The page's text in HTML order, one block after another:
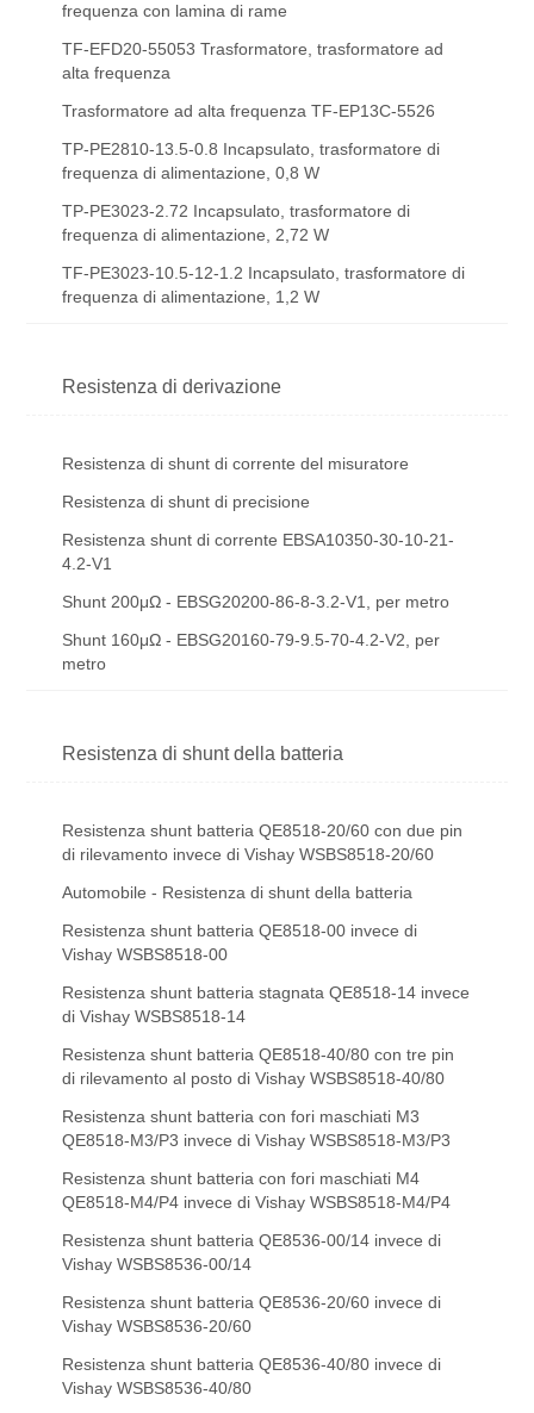
frequenza con lamina di rame
TF-EFD20-55053 Trasformatore, trasformatore ad
alta frequenza
Trasformatore ad alta frequenza TF-EP13C-5526
TP-PE2810-13.5-0.8 Incapsulato, trasformatore di
frequenza di alimentazione, 0,8 W
TP-PE3023-2.72 Incapsulato, trasformatore di
frequenza di alimentazione, 2,72 W
TF-PE3023-10.5-12-1.2 Incapsulato, trasformatore di
frequenza di alimentazione, 1,2 W
Resistenza di derivazione
Resistenza di shunt di corrente del misuratore
Resistenza di shunt di precisione
Resistenza shunt di corrente EBSA10350-30-10-21-
4.2-V1
Shunt 200μΩ - EBSG20200-86-8-3.2-V1, per metro
Shunt 160μΩ - EBSG20160-79-9.5-70-4.2-V2, per
metro
Resistenza di shunt della batteria
Resistenza shunt batteria QE8518-20/60 con due pin
di rilevamento invece di Vishay WSBS8518-20/60
Automobile - Resistenza di shunt della batteria
Resistenza shunt batteria QE8518-00 invece di
Vishay WSBS8518-00
Resistenza shunt batteria stagnata QE8518-14 invece
di Vishay WSBS8518-14
Resistenza shunt batteria QE8518-40/80 con tre pin
di rilevamento al posto di Vishay WSBS8518-40/80
Resistenza shunt batteria con fori maschiati M3
QE8518-M3/P3 invece di Vishay WSBS8518-M3/P3
Resistenza shunt batteria con fori maschiati M4
QE8518-M4/P4 invece di Vishay WSBS8518-M4/P4
Resistenza shunt batteria QE8536-00/14 invece di
Vishay WSBS8536-00/14
Resistenza shunt batteria QE8536-20/60 invece di
Vishay WSBS8536-20/60
Resistenza shunt batteria QE8536-40/80 invece di
Vishay WSBS8536-40/80